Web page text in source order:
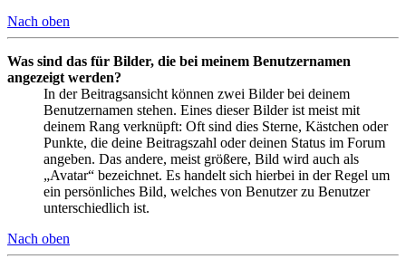
Nach oben
Was sind das für Bilder, die bei meinem Benutzernamen
angezeigt werden?
In der Beitragsansicht können zwei Bilder bei deinem
Benutzernamen stehen. Eines dieser Bilder ist meist mit
deinem Rang verknüpft: Oft sind dies Sterne, Kästchen oder
Punkte, die deine Beitragszahl oder deinen Status im Forum
angeben. Das andere, meist größere, Bild wird auch als
„Avatar“ bezeichnet. Es handelt sich hierbei in der Regel um
ein persönliches Bild, welches von Benutzer zu Benutzer
unterschiedlich ist.
Nach oben